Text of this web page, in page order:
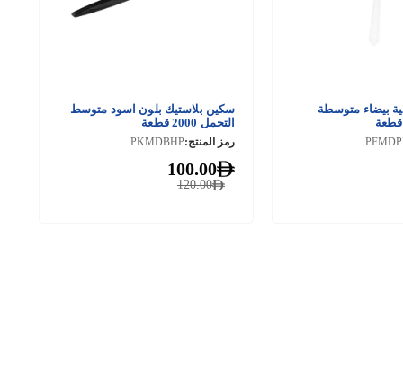
بيضاء متوسطة
سكين بلاستيك بلون اسود متوسط
التحمل 2000 قطعة
رمز المنتج:PKMDBHP
120.00
100.00